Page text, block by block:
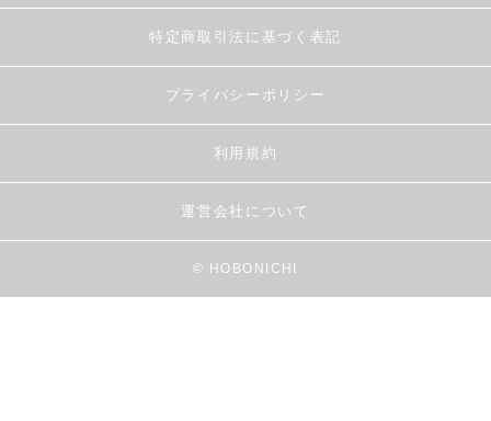
特定商取引法に基づく表記
プライバシーポリシー
利用規約
運営会社について
© HOBONICHI